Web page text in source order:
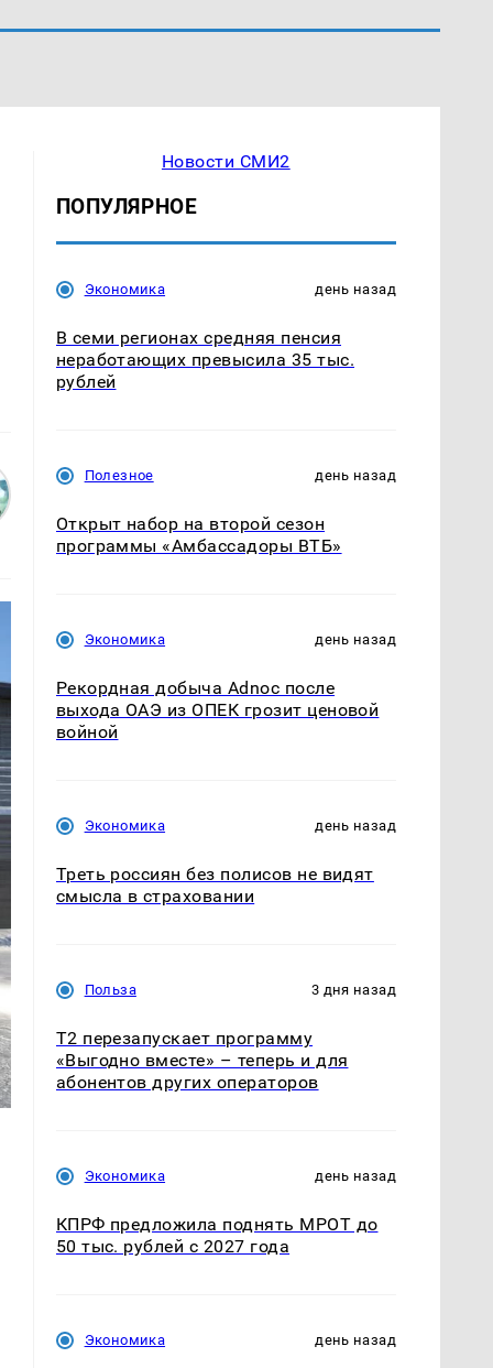
Новости СМИ2
ПОПУЛЯРНОЕ
Экономика день назад
В семи регионах средняя пенсия
неработающих превысила 35 тыс.
рублей
Полезное день назад
Открыт набор на второй сезон
программы «Амбассадоры ВТБ»
Экономика день назад
Рекордная добыча Adnoc после
выхода ОАЭ из ОПЕК грозит ценовой
войной
Экономика день назад
Треть россиян без полисов не видят
смысла в страховании
Польза 3 дня назад
Т2 перезапускает программу
«Выгодно вместе» – теперь и для
абонентов других операторов
Экономика день назад
КПРФ предложила поднять МРОТ до
50 тыс. рублей с 2027 года
Экономика день назад